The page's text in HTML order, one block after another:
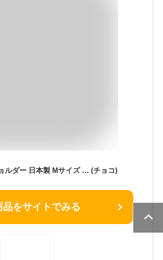
ルダー 日本製 Mサイズ … (チョコ)
品をサイトでみる